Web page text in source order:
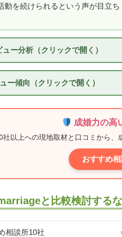
動を続けられるという声が目立ち
ー分析（クリックで開く）
ー傾向（クリックで開く）
成婚力の高
社以上への現地取材と口コミから、
おすすめ
と比較検討する
相談所10社